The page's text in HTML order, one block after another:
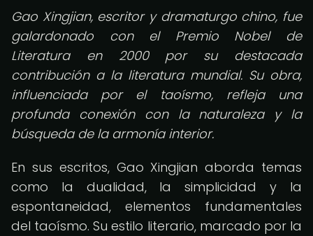
Gao Xingjian, escritor y dramaturgo chino, fue
galardonado con el Premio Nobel de
Literatura en 2000 por su destacada
contribución a la literatura mundial. Su obra,
influenciada por el taoísmo, refleja una
profunda conexión con la naturaleza y la
búsqueda de la armonía interior.
En sus escritos, Gao Xingjian aborda temas
como la dualidad, la simplicidad y la
espontaneidad, elementos fundamentales
del taoísmo. Su estilo literario, marcado por la